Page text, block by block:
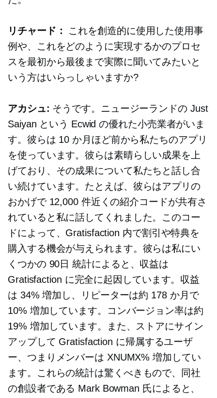
リチャード：
これを創造的に使用した使用事
例や、これをどのように実現するかのプロセ
スを最初から最後まで実際に聞いてみたいと
いう方はいらっしゃいますか?
アカシュ: そうです。ニュージーランドの Just
Saiyan という Ecwid の優れた小売業者がいま
す。彼らは 10 か月ほど前から私たちのアプリ
を使っています。彼らは素晴らしい成果を上
げており、その成果について私たちと話し合
い続けています。たとえば、彼らはアプリの
おかげで 12,000 件近くの紹介コードが共有さ
れていると私に話してくれました。このコー
ドによって、Gratisfaction 内で割引や特典を
購入する機会が与えられます。彼らは私にい
くつかの 90日 統計によると、収益は
Gratisfaction に完全に起因しています。収益
は 34% 増加し、リピーターは約 178 か月で
10% 増加しています。コンバージョン率は約
19% 増加しています。また、ストアにサイン
アップして Gratisfaction に帰属するユーザ
ー、つまりメンバーは XNUMX% 増加してい
ます。これらの統計は驚くべきもので、同社
の創設者である Mark Bowman 氏によると、